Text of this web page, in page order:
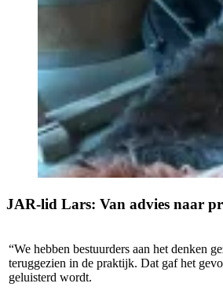
JAR-lid Lars: Van advies naar
“We hebben bestuurders aan het denken
teruggezien in de praktijk. Dat gaf het
geluisterd wordt.